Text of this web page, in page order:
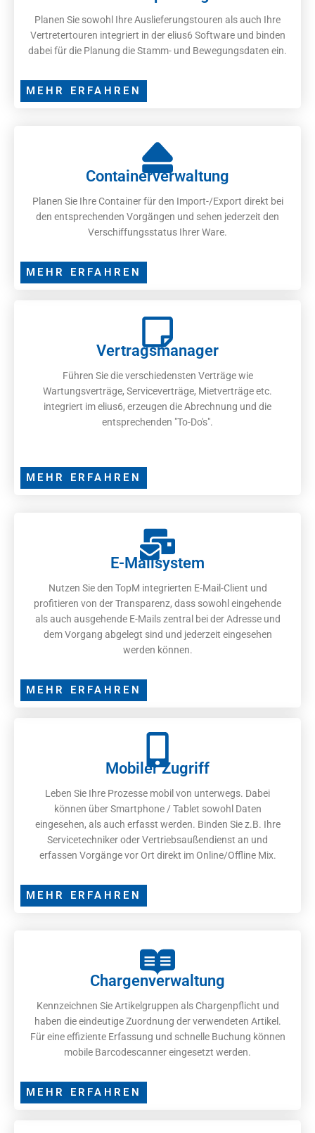
Planen Sie sowohl Ihre Auslieferungstouren als auch Ihre
Vertretertouren integriert in der elius6 Software und binden
dabei für die Planung die Stamm- und Bewegungsdaten ein.
MEHR ERFAHREN
Containerverwaltung
Planen Sie Ihre Container für den Import-/Export direkt bei
den entsprechenden Vorgängen und sehen jederzeit den
Verschiffungsstatus Ihrer Ware.
MEHR ERFAHREN
Vertragsmanager
Führen Sie die verschiedensten Verträge wie
Wartungsverträge, Serviceverträge, Mietverträge etc.
integriert im elius6, erzeugen die Abrechnung und die
entsprechenden "To-Do's".
MEHR ERFAHREN
E-Mailsystem
Nutzen Sie den TopM integrierten E-Mail-Client und
profitieren von der Transparenz, dass sowohl eingehende
als auch ausgehende E-Mails zentral bei der Adresse und
dem Vorgang abgelegt sind und jederzeit eingesehen
werden können.
MEHR ERFAHREN
Mobiler Zugriff
Leben Sie Ihre Prozesse mobil von unterwegs. Dabei
können über Smartphone / Tablet sowohl Daten
eingesehen, als auch erfasst werden. Binden Sie z.B. Ihre
Servicetechniker oder Vertriebsaußendienst an und
erfassen Vorgänge vor Ort direkt im Online/Offline Mix.
MEHR ERFAHREN
Chargenverwaltung
Kennzeichnen Sie Artikelgruppen als Chargenpflicht und
haben die eindeutige Zuordnung der verwendeten Artikel.
Für eine effiziente Erfassung und schnelle Buchung können
mobile Barcodescanner eingesetzt werden.
MEHR ERFAHREN